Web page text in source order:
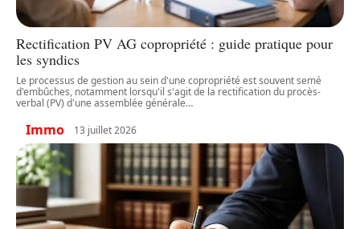
Rectification PV AG copropriété : guide pratique pour
les syndics
Le processus de gestion au sein d'une copropriété est souvent semé
d'embûches, notamment lorsqu'il s'agit de la rectification du procès-
verbal (PV) d'une assemblée générale…
Immo 13 juillet 2026